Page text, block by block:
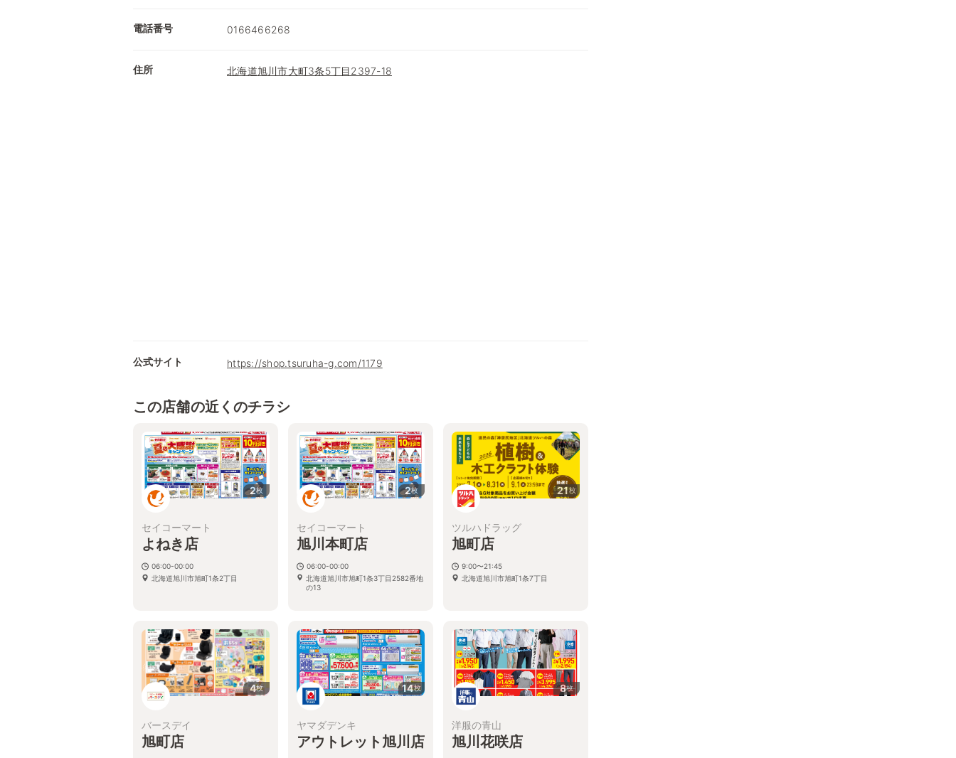
電話番号 0166466268
住所 北海道旭川市大町3条5丁目2397-18
公式サイト https://shop.tsuruha-g.com/1179
この店舗の近くのチラシ
2枚
セイコーマート
よねき店
06:00-00:00
北海道旭川市旭町1条2丁目
2枚
セイコーマート
旭川本町店
06:00-00:00
北海道旭川市旭町1条3丁目2582番地
の13
21枚
ツルハドラッグ
旭町店
9:00〜21:45
北海道旭川市旭町1条7丁目
4枚
バースデイ
旭町店
14枚
ヤマダデンキ
アウトレット旭川店
8枚
洋服の青山
旭川花咲店